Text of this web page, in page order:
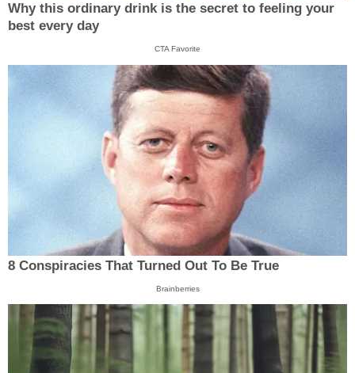
Why this ordinary drink is the secret to feeling your
best every day
CTA Favorite
8 Conspiracies That Turned Out To Be True
Brainberries